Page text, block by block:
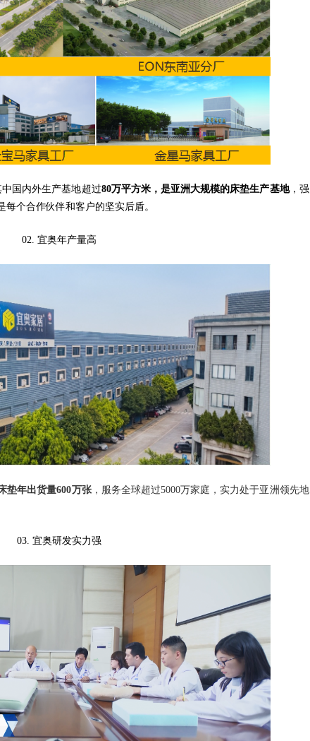
国内外生产基地超过80万平方米，是亚洲大规模的床垫生产基地，强
个合作伙伴和客户的坚实后盾。
02. 宜奥年产量高
垫年出货量600万张，服务全球超过5000万家庭，实力处于亚洲领先地
03. 宜奥研发实力强